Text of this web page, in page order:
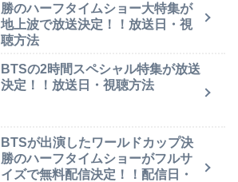
勝のハーフタイムショー大特集が
地上波で放送決定！！放送日・視
聴方法
BTSの2時間スペシャル特集が放送
決定！！放送日・視聴方法
BTSが出演したワールドカップ決
勝のハーフタイムショーがフルサ
イズで無料配信決定！！配信日・